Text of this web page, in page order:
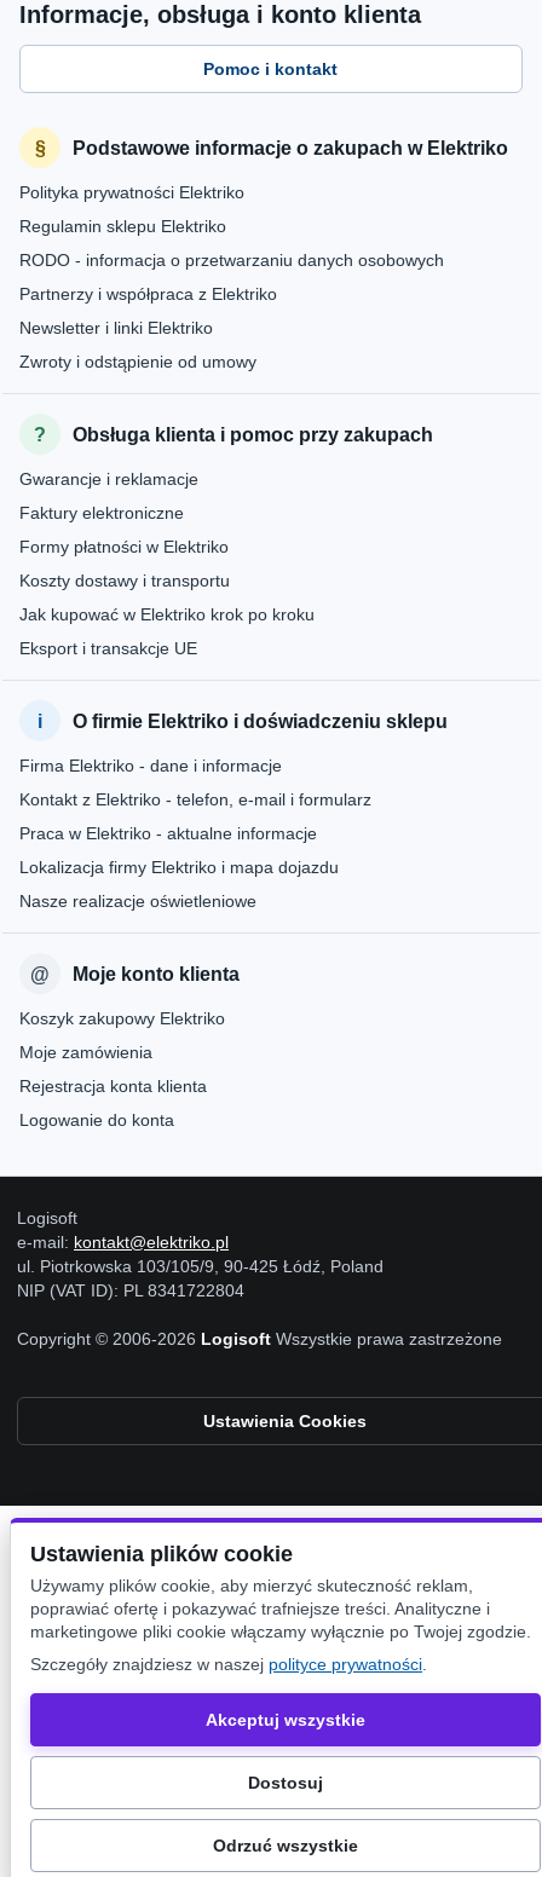
Informacje, obsługa i konto klienta
Pomoc i kontakt
Podstawowe informacje o zakupach w Elektriko
Polityka prywatności Elektriko
Regulamin sklepu Elektriko
RODO - informacja o przetwarzaniu danych osobowych
Partnerzy i współpraca z Elektriko
Newsletter i linki Elektriko
Zwroty i odstąpienie od umowy
Obsługa klienta i pomoc przy zakupach
Gwarancje i reklamacje
Faktury elektroniczne
Formy płatności w Elektriko
Koszty dostawy i transportu
Jak kupować w Elektriko krok po kroku
Eksport i transakcje UE
O firmie Elektriko i doświadczeniu sklepu
Firma Elektriko - dane i informacje
Kontakt z Elektriko - telefon, e-mail i formularz
Praca w Elektriko - aktualne informacje
Lokalizacja firmy Elektriko i mapa dojazdu
Nasze realizacje oświetleniowe
Moje konto klienta
Koszyk zakupowy Elektriko
Moje zamówienia
Rejestracja konta klienta
Logowanie do konta
Logisoft
e-mail: kontakt@elektriko.pl
ul. Piotrkowska 103/105/9, 90-425 Łódź, Poland
NIP (VAT ID): PL 8341722804
Copyright © 2006-2026 Logisoft Wszystkie prawa zastrzeżone
Ustawienia Cookies
Ustawienia plików cookie
Używamy plików cookie, aby mierzyć skuteczność reklam,
poprawiać ofertę i pokazywać trafniejsze treści. Analityczne i
marketingowe pliki cookie włączamy wyłącznie po Twojej zgodzie.
Szczegóły znajdziesz w naszej polityce prywatności
Akceptuj wszystkie
Dostosuj
Odrzuć wszystkie